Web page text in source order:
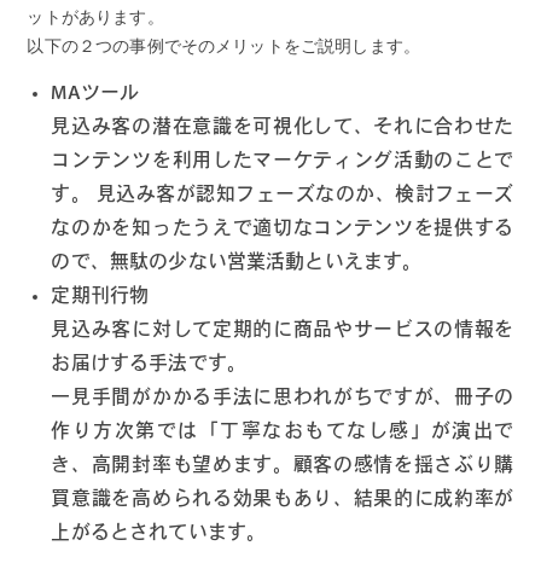
ットがあります。
以下の２つの事例でそのメリットをご説明します。
MAツール
見込み客の潜在意識を可視化して、それに合わせた
コンテンツを利用したマーケティング活動のことで
す。 見込み客が認知フェーズなのか、検討フェーズ
なのかを知ったうえで適切なコンテンツを提供する
ので、無駄の少ない営業活動といえます。
定期刊行物
見込み客に対して定期的に商品やサービスの情報を
お届けする手法です。
一見手間がかかる手法に思われがちですが、冊子の
作り方次第では「丁寧なおもてなし感」が演出で
き、高開封率も望めます。顧客の感情を揺さぶり購
買意識を高められる効果もあり、結果的に成約率が
上がるとされています。